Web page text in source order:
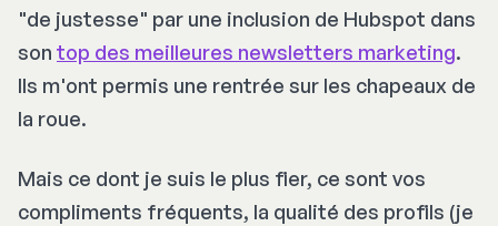
"de justesse" par une inclusion de Hubspot dans
son top des meilleures newsletters marketing.
Ils m'ont permis une rentrée sur les chapeaux de
la roue.
Mais ce dont je suis le plus fier, ce sont vos
compliments fréquents, la qualité des profils (je